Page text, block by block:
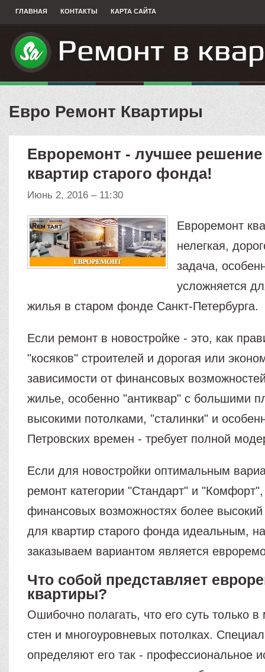
ГЛАВНАЯ КОНТАКТЫ КАРТА САЙТА
Евро Ремонт Квартиры
Евроремонт - лучшее
квартир старого фонда!
Июнь 2, 2016 – 11:30
Евроремонт
нелегкая,
задача,
усложняется
жилья в старом фонде Санкт-Петербурга.
Если ремонт в новостройке - это, как
"косяков" строителей и дорогая или
зависимости от финансовых
жилье, особенно "антиквар" с большими
высокими потолками, "сталинки" и
Петровских времен - требует полной
Если для новостройки оптимальным
ремонт категории "Стандарт" и
финансовых возможностях более
для квартир старого фонда идеальным,
заказываем вариантом является
Что собой представляет
квартиры?
Ошибочно полагать, что его суть только
стен и многоуровневых потолках.
определяют его так - профессиональное